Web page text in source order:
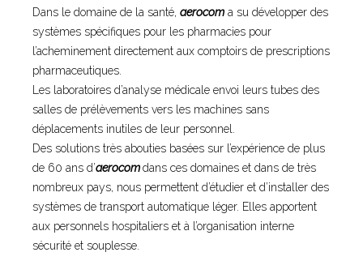
Dans le domaine de la santé,aerocom a su développer des
systèmes spécifiques pour les pharmacies pour
l’acheminement directement aux comptoirs de prescriptions
pharmaceutiques.
Les laboratoires d’analyse médicale envoi leurs tubes des
salles de prélèvements vers les machines sans
déplacements inutiles de leur personnel.
Des solutions très abouties basées sur l’expérience de plus
de 60 ans d’aerocomdans ces domaines et dans de très
nombreux pays, nous permettent d’étudier et d’installer des
systèmes de transport automatique léger. Elles apportent
aux personnels hospitaliers et à l’organisation interne
sécurité et souplesse.